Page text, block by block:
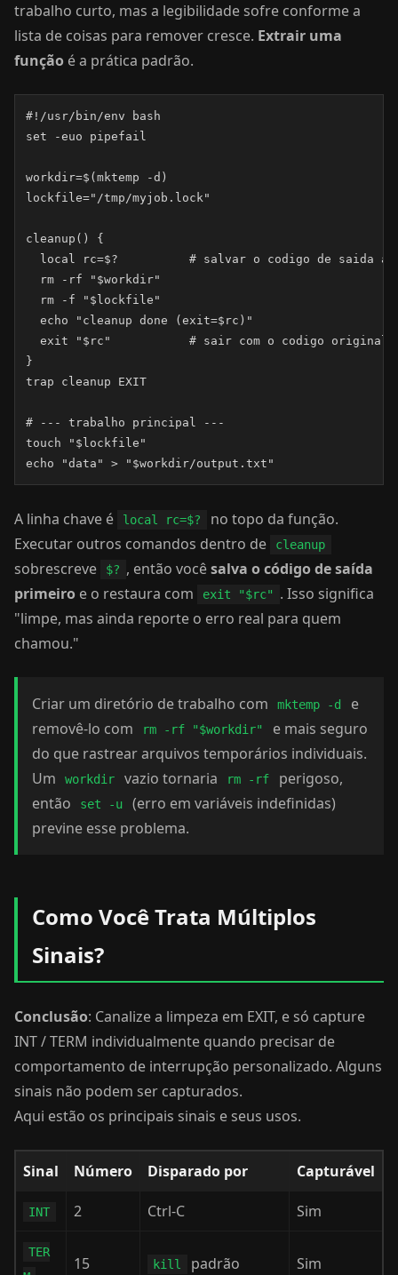
trabalho curto, mas a legibilidade sofre conforme a
lista de coisas para remover cresce. Extrair uma
função é a prática padrão.
#!/usr/bin/env bash
set -euo pipefail
workdir=$(mktemp -d)
lockfile="/tmp/myjob.lock"
cleanup() {
local rc=$?          # salvar o codigo de saida
  rm -rf "$workdir"
  rm -f "$lockfile"
  echo "cleanup done (exit=$rc)"
  exit "$rc"           # sair com o codigo original
}
trap cleanup EXIT
# --- trabalho principal ---
touch "$lockfile"
echo "data" > "$workdir/output.txt"
A linha chave é local rc=$?
no topo da função.
Executar outros comandos dentro de
cleanup
sobrescreve $? , então vocêsalva o código de saída
primeiro e o restaura com exit "$rc"
. Isso significa
"limpe, mas ainda reporte o erro real para quem
chamou."
Criar um diretório de trabalho com mktemp -d
e
removê-lo com
rm -rf "$workdir"
e mais seguro
do que rastrear arquivos temporários individuais.
Um
workdir vazio tornaria rm -rf
perigoso,
então
set -u
(erro em variáveis indefinidas)
previne esse problema.
Como Você Trata Múltiplos
Sinais?
Conclusão: Canalize a limpeza em EXIT, e só capture
INT / TERM individualmente quando precisar de
comportamento de interrupção personalizado. Alguns
sinais não podem ser capturados.
Aqui estão os principais sinais e seus usos.
Sinal Número Disparado por Capturável
INT 2 Ctrl-C Sim
TER
15 kill padrão Sim